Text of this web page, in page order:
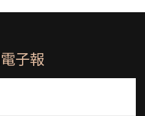
子報